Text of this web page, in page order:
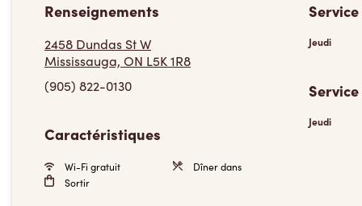
Renseignements
2458 Dundas St W
Mississauga, ON L5K 1R8
(905) 822-0130
Caractéristiques
Wi-Fi gratuit
Dîner dans
Sortir
Jeudi
Jeudi